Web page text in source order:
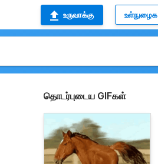
உருவாக்கு உள்நுழைக
தொடர்புடைய GIFகள்